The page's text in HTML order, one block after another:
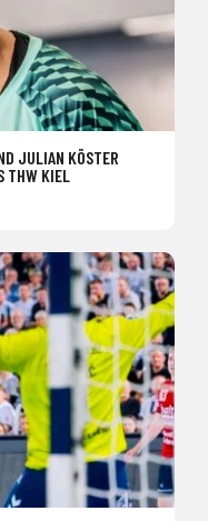
JULIAN KÖSTER
THW KIEL